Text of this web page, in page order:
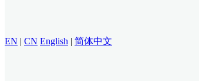
EN | CN English | 简体中文